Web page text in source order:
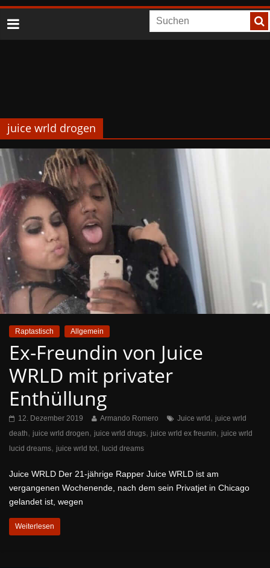
juice wrld drogen
Raptastisch Allgemein
Ex-Freundin von Juice
WRLD mit privater
Enthüllung
12. Dezember 2019 Armando Romero Juice wrld, juice wrld
death, juice wrld drogen, juice wrld drugs, juice wrld ex freunin, juice wrld
lucid dreams, juice wrld tot, lucid dreams
Juice WRLD Der 21-jährige Rapper Juice WRLD ist am
vergangenen Wochenende, nach dem sein Privatjet in Chicago
gelandet ist, wegen
Weiterlesen